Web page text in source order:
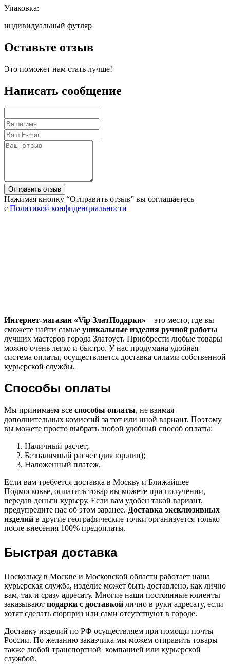
Упаковка:
индивидуальный футляр
Оставьте отзыв
Это поможет нам стать лучше!
Написать сообщение
Нажимая кнопку “Отправить отзыв” вы соглашаетесь
с Политикой конфиденциальности
Интернет-магазин «Vip ЗлатПодарки» – это место, где вы
сможете найти самые уникальные изделия ручной работы
лучших мастеров города Златоуст. Приобрести любые товары
можно очень легко и быстро. У нас продумана удобная
система оплаты, осуществляется доставка силами собственной
курьерской службы.
Способы оплаты
Мы принимаем все способы оплаты, не взимая
дополнительных комиссий за тот или иной вариант. Поэтому
вы можете просто выбрать любой удобный способ оплаты:
Наличный расчет;
Безналичный расчет (для юр.лиц);
Наложенный платеж.
Если вам требуется доставка в Москву и Ближайшее
Подмосковье, оплатить товар вы можете при получении,
передав деньги курьеру. Если вам удобен такой вариант,
предупредите нас об этом заранее. Доставка эксклюзивных
изделий в другие географические точки организуется только
после внесения 100% предоплаты.
Быстрая доставка
Поскольку в Москве и Московской области работает наша
курьерская служба, изделие может быть доставлено, как лично
вам, так и сразу адресату. Многие наши постоянные клиенты
заказывают подарки с доставкой лично в руки адресату, если
хотят сделать сюрприз или сами отсутствуют в городе.
Доставку изделий по РФ осуществляем при помощи почты
России. По желанию заказчика мы можем отправить товары
также любой транспортной компанией или курьерской
службой.